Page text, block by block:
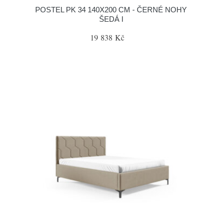
POSTEL PK 34 140X200 CM - ČERNÉ NOHY
ŠEDÁ I
19 838 Kč